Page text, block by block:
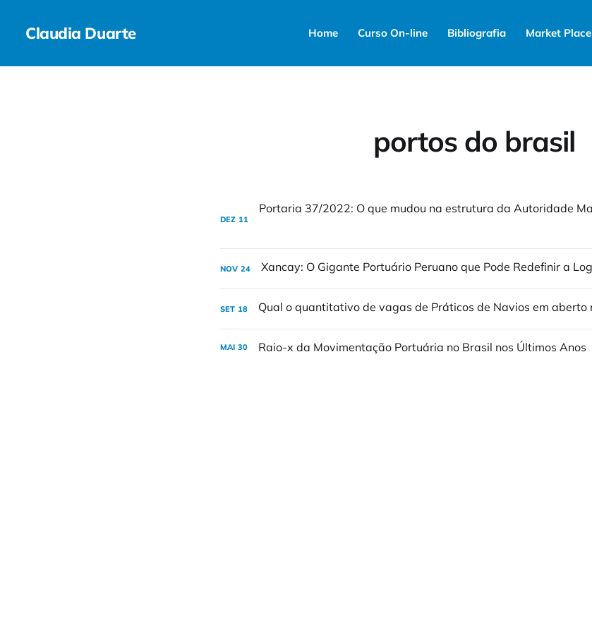
Claudia Duarte Home Curso On-line Bibliografia Market Place
portos do brasil
DEZ 11
NOV 24
SET 18
MAI 30 Raio-x da Movimentação Portuária no Brasil nos Últimos Anos